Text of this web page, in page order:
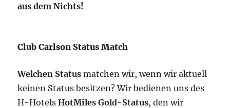
aus dem Nichts!
Club Carlson Status Match
Welchen Status matchen wir, wenn wir aktuell
keinen Status besitzen? Wir bedienen uns des
H-HotelsHotMiles Gold-Status, den wir